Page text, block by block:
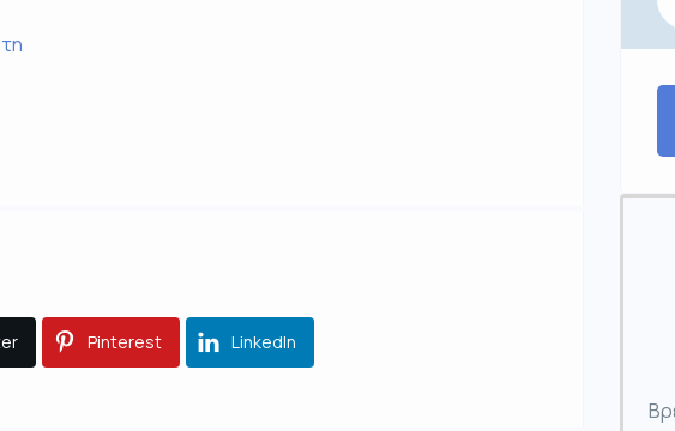
Pinterest LinkedIn